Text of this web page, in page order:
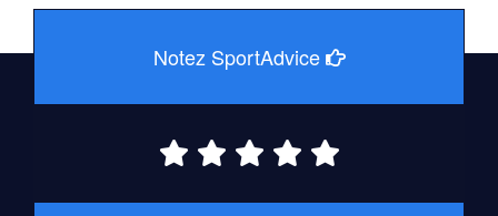
Notez SportAdvice